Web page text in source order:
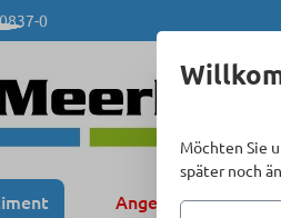
0
Angebote %
Möchten Sie
später noch